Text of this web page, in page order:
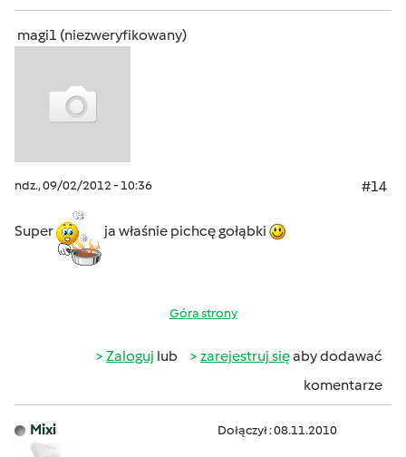
magi1 (niezweryfikowany)
ndz., 09/02/2012 - 10:36 #14
Super ja właśnie pichcę gołąbki
Góra strony
Zaloguj lub zarejestruj sięaby dodawać
komentarze
Mixi Dołączył : 08.11.2010